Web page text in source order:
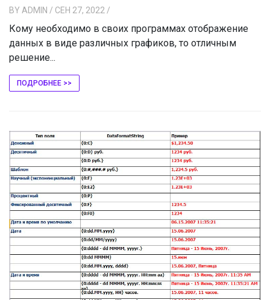
BY ADMIN / СЕН 27, 2022 /
Кому необходимо в своих программах отображение
данных в виде различных графиков, то отличным
решение...
ПОДРОБНЕЕ >>